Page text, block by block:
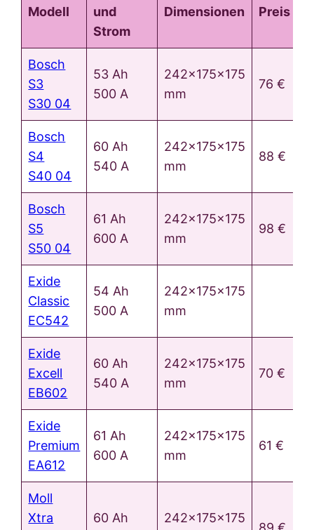
Modell
und
Strom
Dimensionen Preis
Bosch
S3
S30 04
53 Ah
500 A
242x175x175
mm
76 €
Bosch
S4
S40 04
60 Ah
540 A
242x175x175
mm
88 €
Bosch
S5
S50 04
61 Ah
600 A
242x175x175
mm
98 €
Exide
Classic
EC542
54 Ah
500 A
242x175x175
mm
Exide
Excell
EB602
60 Ah
540 A
242x175x175
mm
70 €
Exide
Premium
EA612
61 Ah
600 A
242x175x175
mm
61 €
Moll
Xtra
60 Ah
242x175x175